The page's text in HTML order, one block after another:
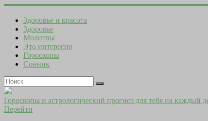
Здоровье и красота
Здоровье
Молитвы
Это интересно
Гороскопы
Сонник
Гороскопы и астрологический прогноз для тебя на каждый
Перейти